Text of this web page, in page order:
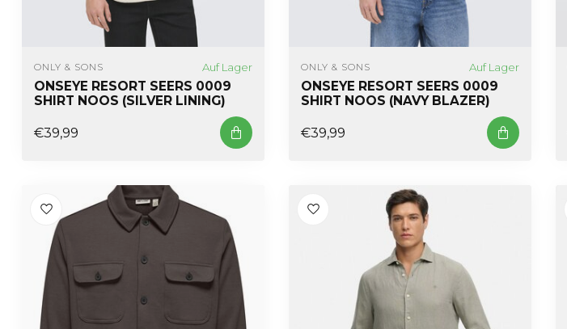
ONLY & SONS Auf Lager
ONSEYE RESORT SEERS 0009
SHIRT NOOS (SILVER LINING)
€39,99
ONLY & SONS Auf Lager
ONSEYE RESORT SEERS 0009
SHIRT NOOS (NAVY BLAZER)
€39,99